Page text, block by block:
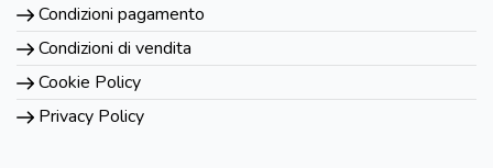
Condizioni pagamento
Condizioni di vendita
Cookie Policy
Privacy Policy